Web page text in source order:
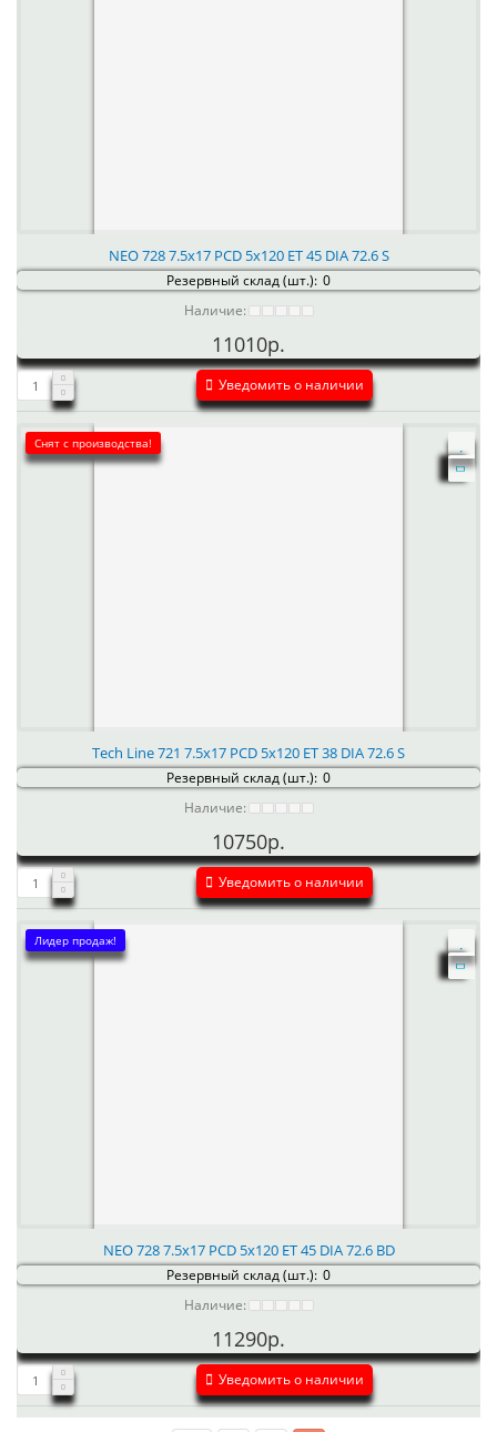
NEO 728 7.5x17 PCD 5x120 ET 45 DIA 72.6 S
Резервный склад (шт.): 0
Наличие:
11010р.
Уведомить о наличии
Снят с производства!
Tech Line 721 7.5x17 PCD 5x120 ET 38 DIA 72.6 S
Резервный склад (шт.): 0
Наличие:
10750р.
Уведомить о наличии
Лидер продаж!
NEO 728 7.5x17 PCD 5x120 ET 45 DIA 72.6 BD
Резервный склад (шт.): 0
Наличие:
11290р.
Уведомить о наличии